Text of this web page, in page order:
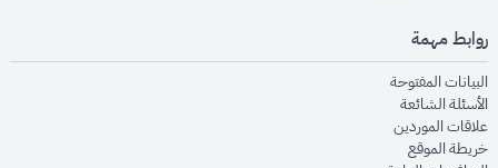
روابط مهمة
البيانات المفتوحةopens in new window
الأسئلة الشائعةopens in new window
علاقات الموردينopens in new window
خريطة الموقعopens in new window